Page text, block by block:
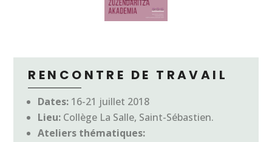
RENCONTRE DE TRAVAIL
Dates: 16-21 juillet 2018
Lieu: Collège La Salle, Saint-Sébastien.
Ateliers thématiques: